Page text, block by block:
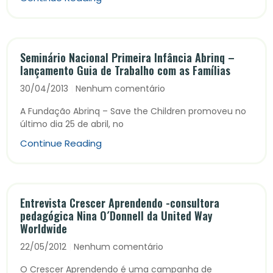
Seminário Nacional Primeira Infância Abrinq –
lançamento Guia de Trabalho com as Famílias
30/04/2013
Nenhum comentário
A Fundação Abrinq – Save the Children promoveu no
último dia 25 de abril, no
Continue Reading
Entrevista Crescer Aprendendo -consultora
pedagógica Nina O´Donnell da United Way
Worldwide
22/05/2012 Nenhum comentário
O Crescer Aprendendo é uma campanha de